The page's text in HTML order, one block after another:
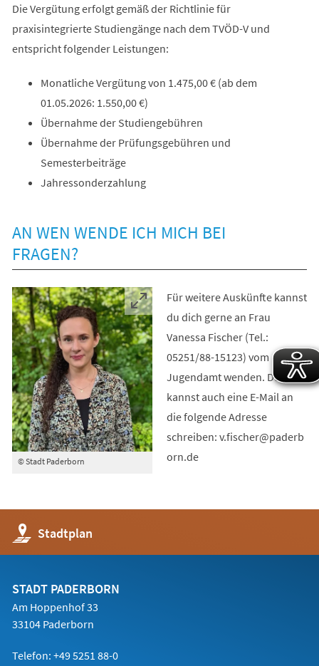
Die Vergütung erfolgt gemäß der Richtlinie für
praxisintegrierte Studiengänge nach dem TVÖD-V und
entspricht folgender Leistungen:
Monatliche Vergütung von 1.475,00 € (ab dem
01.05.2026: 1.550,00 €)
Übernahme der Studiengebühren
Übernahme der Prüfungsgebühren und
Semesterbeiträge
Jahressonderzahlung
AN WEN WENDE ICH MICH BEI
FRAGEN?
© Stadt Paderborn
Für weitere Auskünfte kannst
du dich gerne an Frau
Vanessa Fischer (Tel.:
05251/88-15123) vom
Jugendamt wenden. Du
kannst auch eine E-Mail an
die folgende Adresse
schreiben: v.fischer
paderb
orn de
Stadtplan
(Öffnet
in
einem
Tab)
STADT PADERBORN
Am Hoppenhof 33
33104 Paderborn
Telefon: +49 5251 88-0